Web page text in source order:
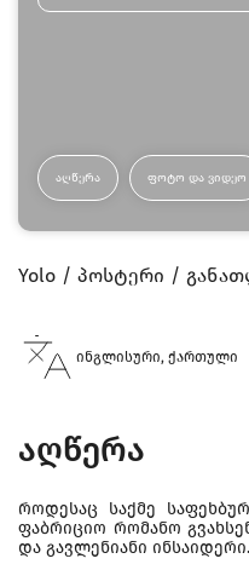
ᲐᲦᲬᲔᲠᲐ ᲤᲝᲢᲝ ᲓᲐ ᲕᲘᲓᲔᲝ
Yolo პოსტერი
ინგლისური, ქართული
აღწერა
როდესაც საქმე
ფაბრიციო რომანო
და გავლენიანი ინსაიდერი.